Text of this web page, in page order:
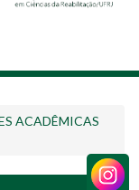
ACADÊMICAS